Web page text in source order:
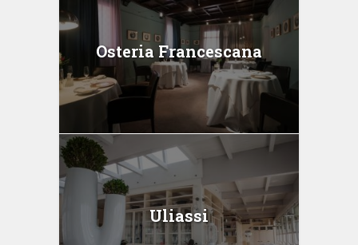
Osteria Francescana
Uliassi